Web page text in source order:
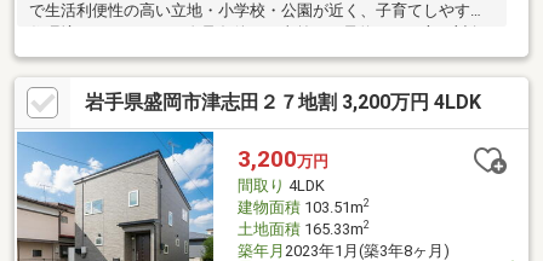
で生活利便性の高い立地・小学校・公園が近く、子育てしやすい
です・ご内覧の際に２０００円進呈いたします・住宅ローンの事
前審査に進まれた際に３０００円進呈いたします
岩手県盛岡市津志田２７地割 3,200万円 4LDK
3,200万円
間取り 4LDK
建物面積103.51m2
土地面積165.33m2
築年月 2023年1月(築3年8ヶ月)